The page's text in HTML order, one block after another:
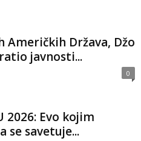
Američkih Država, Džo
javnosti...
0
2026: Evo kojim
se savetuje...